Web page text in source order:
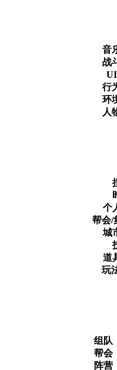
音
战
行
环
人
个
帮会/
城
道
玩
组队
帮会
阵营